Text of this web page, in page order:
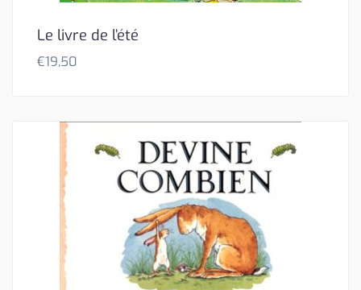
Le livre de l’été
€19,50